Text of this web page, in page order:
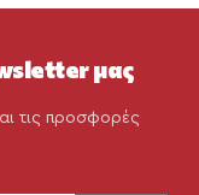
μας
τις προσφορές